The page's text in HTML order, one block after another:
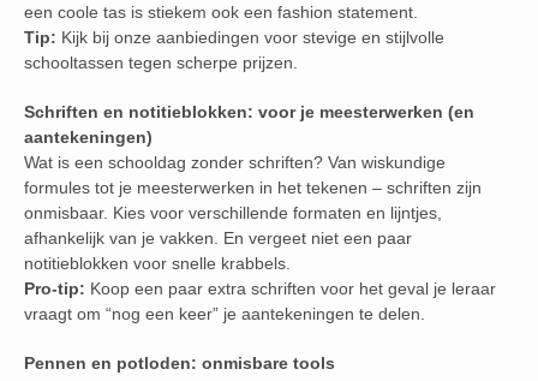
een coole tas is stiekem ook een fashion statement.
Tip: Kijk bij onze aanbiedingen voor stevige en stijlvolle
schooltassen tegen scherpe prijzen.
Schriften en notitieblokken: voor je meesterwerken (en
aantekeningen)
Wat is een schooldag zonder schriften? Van wiskundige
formules tot je meesterwerken in het tekenen – schriften zijn
onmisbaar. Kies voor verschillende formaten en lijntjes,
afhankelijk van je vakken. En vergeet niet een paar
notitieblokken voor snelle krabbels.
Pro-tip: Koop een paar extra schriften voor het geval je leraar
vraagt om “nog een keer” je aantekeningen te delen.
Pennen en potloden: onmisbare tools